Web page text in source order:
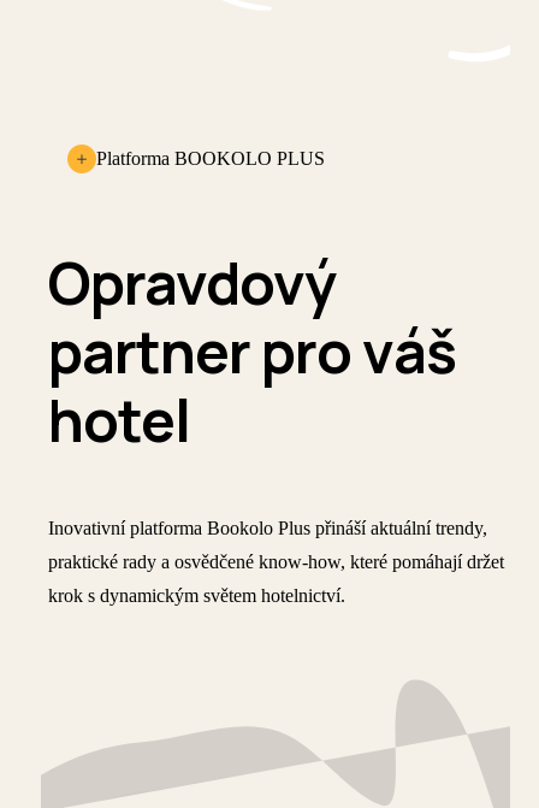
Platforma BOOKOLO PLUS
Opravdový
partner pro váš
hotel
Inovativní platforma Bookolo Plus přináší aktuální trendy,
praktické rady a osvědčené know-how, které pomáhají držet
krok s dynamickým světem hotelnictví.